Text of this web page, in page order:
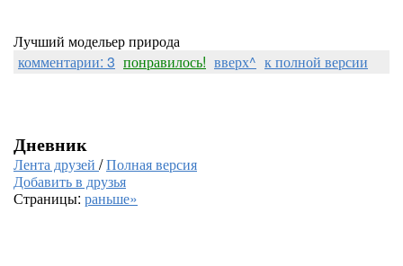
Лучший модельер природа
комментарии: 3 понравилось! вверх^ к полной версии
Дневник
Лента друзей /Полная версия
Добавить в друзья
Страницы: раньше»